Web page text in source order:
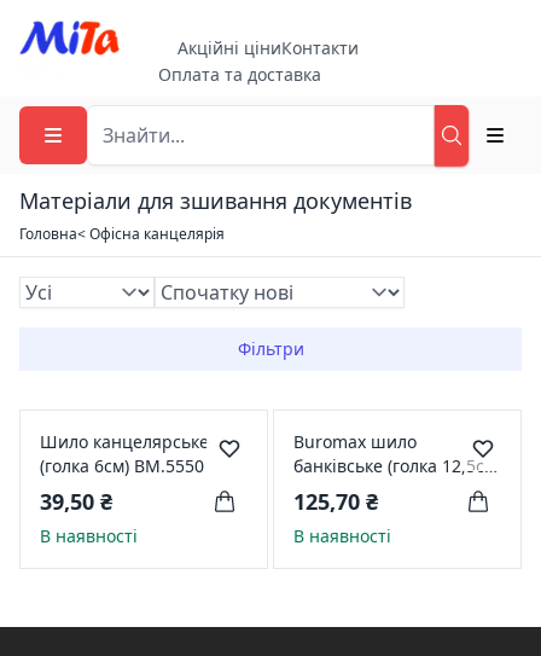
Акційні ціниКонтакти
Оплата та доставка
Матеріали для зшивання документів
Головна< Офісна канцелярія
Фільтри
Шило канцелярське
(голка 6см) BM.5550
39,50 ₴
В наявності
Buromax шило
банківське (голка 12,5см)
ВМ.5551
125,70 ₴
В наявності